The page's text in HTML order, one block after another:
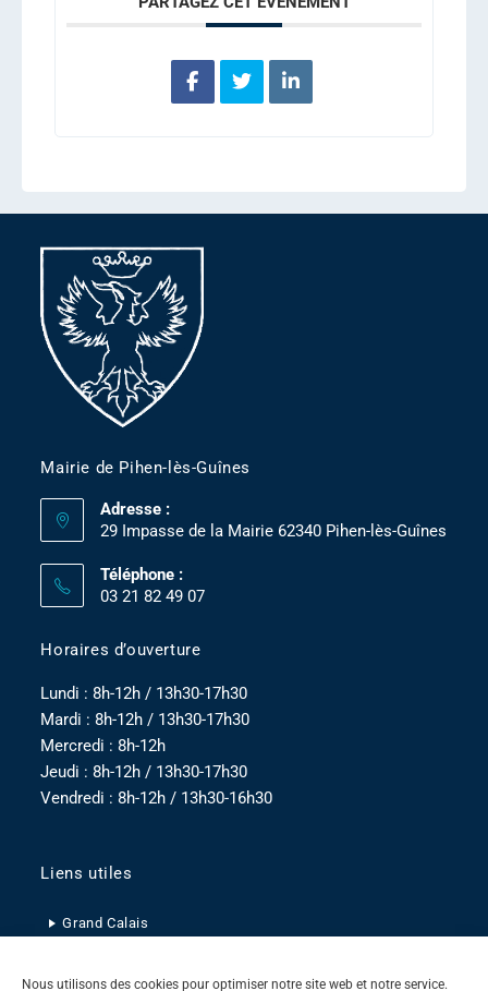
Nous utilisons des cookies pour optimiser notre site web et notre service.
Mairie de Pihen-lès-Guînes
Adresse :
29 Impasse de la Mairie 62340 Pihen-lès-Guînes
Téléphone :
03 21 82 49 07
Horaires d’ouverture
Lundi : 8h-12h / 13h30-17h30
Mardi : 8h-12h / 13h30-17h30
Mercredi : 8h-12h
Jeudi : 8h-12h / 13h30-17h30
Vendredi : 8h-12h / 13h30-16h30
Liens utiles
Grand Calais